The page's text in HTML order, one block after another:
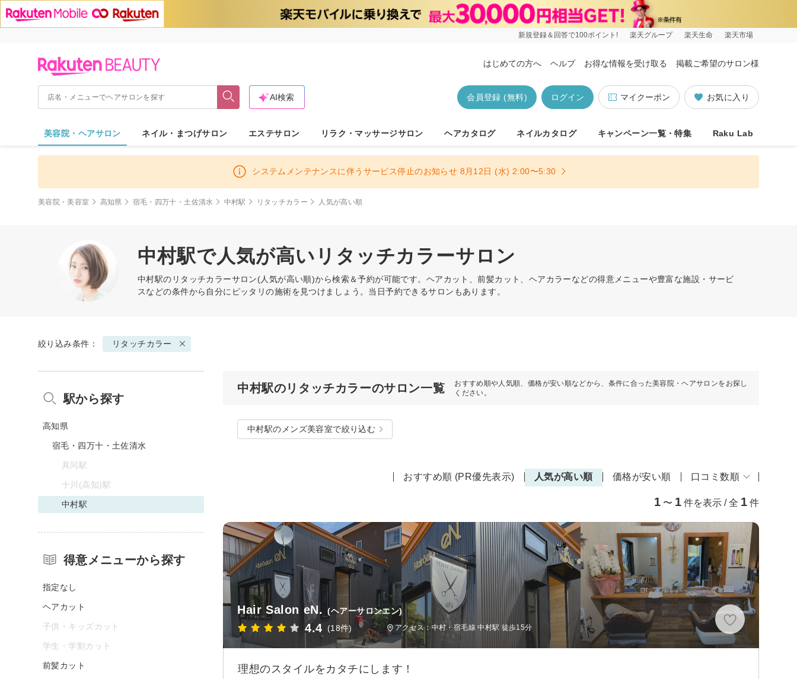
新規登録＆回答で100ポイント! 楽天グループ 楽天生命 楽天市場
はじめての方へ ヘルプ お得な情報を受け取る 掲載ご希望のサロン様
お気に入り
マイクーポン
ログイン
会員登録 (無料)
AI検索
美容院・ヘアサロン ネイル・まつげサロン エステサロン リラク・マッサージサロン ヘアカタログ ネイルカタログ キャンペーン一覧・特集 Raku Lab
システムメンテナンスに伴うサービス停止のお知らせ 8月12日 (水) 2:00〜5:30
美容院・美容室 高知県 宿毛・四万十・土佐清水 中村駅 リタッチカラー 人気が高い順
中村駅で人気が高いリタッチカラーサロン
中村駅の リタッチカラーサロン(人気が高い順)から検索＆予約が可能です。ヘアカット、前髪カット、ヘアカラーなどの得意メニューや豊富な施設・サービ
スなどの条件から自分にピッタリの施術を見つけましょう。当日予約できるサロンもあります。
絞り込み条件： リタッチカラー
中村駅のリタッチカラーのサロン一覧
おすすめ順や人気順、価格が安い順などから、条件に合った美容院・ヘアサロンをお探し
ください。
中村駅のメンズ美容室で絞り込む
おすすめ順 (PR優先表示) 人気が高い順 価格が安い順 口コミ数順
1 〜 1 件を表示 / 全 1 件
Hair Salon eN. (ヘアーサロンエン)
4.4 (18件) アクセス：中村・宿毛線 中村駅 徒歩15分
理想のスタイルをカタチにします！
駅から探す
高知県
宿毛・四万十・土佐清水
具同駅
十川(高知)駅
中村駅
得意メニューから探す
指定なし
ヘアカット
子供・キッズカット
学生・学割カット
前髪カット